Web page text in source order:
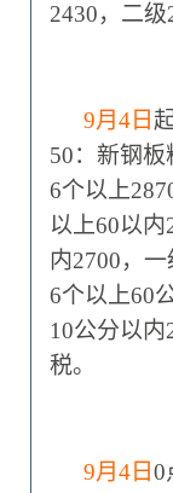
2430，二级
9月4日
50：新钢
6个以上
以上60以
内2700，
6个以上60
10公分以内
税。
9月4日0